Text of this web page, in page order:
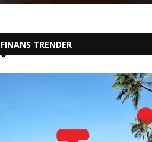
FINANS TRENDER